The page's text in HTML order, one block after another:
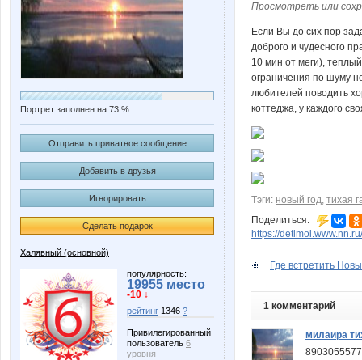
Портрет заполнен на 73 %
Отправить приватное сообщение
Добавить в друзья
Игнорировать
Сделать подарок
Халявный (основной)
популярность:
19955 место
-10 ↓
рейтинг 1346 ?
Привилегированный
пользователь 6
уровня
Просмотреть или
Если Вы до сих пор
доброго и чудесного
10 мин от меги),
ограничения по шуму
любителей поводить
коттеджа, у каждого
Тэги: новый год, тихая
Поделиться:
https://
Где встретить
1 комментарий
милаира